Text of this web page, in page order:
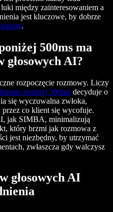
między zainteresowaniem a
jest kluczowe, by dobrze
.
500ms ma
głosowych AI?
rozpoczęcie rozmowy. Liczy
poniżej 500ms decyduje o
się wyczuwalna zwłoka,
przez co klient się wycofuje.
jak SIMBA, minimalizują
który brzmi jak rozmowa z
jest niezbędny, by utrzymać
zwłaszcza gdy walczysz
głosowych AI